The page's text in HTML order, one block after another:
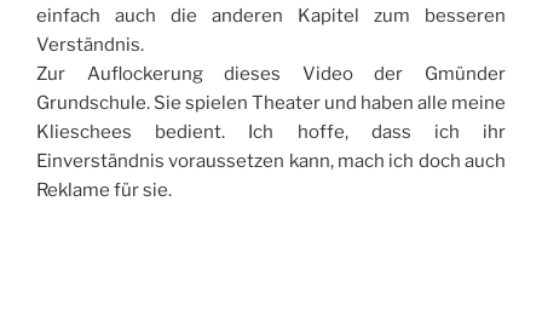
einfach auch die anderen Kapitel zum besseren
Verständnis.
Zur Auflockerung dieses Video der Gmünder
Grundschule. Sie spielen Theater und haben alle meine
Klieschees bedient. Ich hoffe, dass ich ihr
Einverständnis voraussetzen kann, mach ich doch auch
Reklame für sie.